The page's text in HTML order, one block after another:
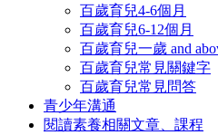
百歲育兒4-6個月
百歲育兒6-12個月
百歲育兒一歲 and
百歲育兒常見關鍵字
百歲育兒常見問答
青少年溝通
閱讀素養相關文章、課程